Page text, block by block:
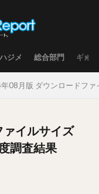
ジメ 総合部門 ギガ
08月版 ダウンロードフ
ァイルサイズ
調査結果